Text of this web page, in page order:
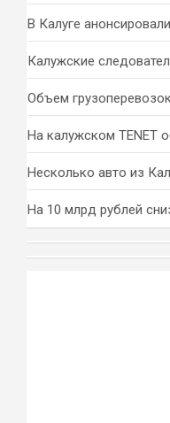
В Калуге
Калужские
Объем
На калужском TENET
Несколько авто из
На 10 млрд рублей